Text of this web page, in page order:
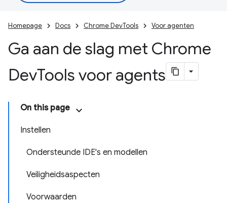
Homepage Docs Chrome DevTools Voor agenten
Ga aan de slag met Chrome
DevTools voor agents
On this page
Instellen
Ondersteunde IDE's en modellen
Veiligheidsaspecten
Voorwaarden